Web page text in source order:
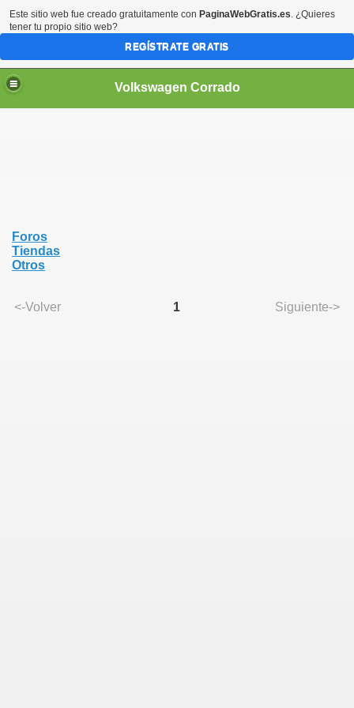
Volkswagen Corrado
Foros
Tiendas
Otros
<-Volver 1 Siguiente->
Este sitio web fue creado gratuitamente con PaginaWebGratis.es. ¿Quieres
tener tu propio sitio web?
REGÍSTRATE GRATIS